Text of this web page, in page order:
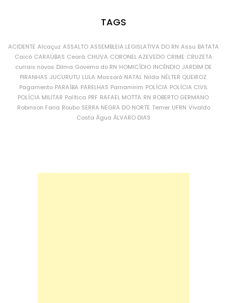
TAGS
ACIDENTE Alcaçuz ASSALTO ASSEMBLEIA LEGISLATIVA DO RN Assu BATATA
Caicó CARAÚBAS Ceará CHUVA CORONEL AZEVEDO CRIME CRUZETA
currais novos Dilma Governo do RN HOMICÍDIO INCÊNDIO JARDIM DE
PIRANHAS JUCURUTU LULA Mossoró NATAL Nilda NÉLTER QUEIROZ
Pagamento PARAÍBA PARELHAS Parnamirim POLÍCIA POLÍCIA CIVIL
POLÍCIA MILITAR Política PRF RAFAEL MOTTA RN ROBERTO GERMANO
Robinson Faria Roubo SERRA NEGRA DO NORTE Temer UFRN Vivaldo
Costa Água ÁLVARO DIAS